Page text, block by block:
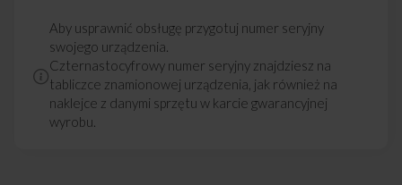
Aby usprawnić obsługę przygotuj numer seryjny
swojego urządzenia.
Czternastocyfrowy numer seryjny znajdziesz na
tabliczce znamionowej urządzenia, jak również na
naklejce z danymi sprzętu w karcie gwarancyjnej
wyrobu.